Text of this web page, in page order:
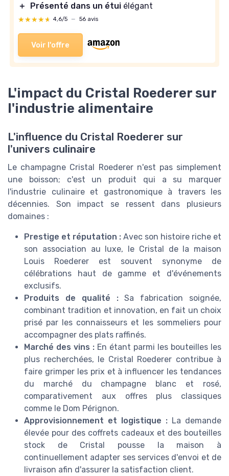
＋
Présenté dans un étui élégant
★★★★★
★★★★★ 4,6/5 — 56 avis
Voir l'offre
L'impact du Cristal Roederer sur
l'industrie alimentaire
L'influence du Cristal Roederer sur
l'univers culinaire
Le champagne Cristal Roederer n'est pas simplement
une boisson; c'est un produit qui a su marquer
l'industrie culinaire et gastronomique à travers les
décennies. Son impact se ressent dans plusieurs
domaines :
Prestige et réputation : Avec son histoire riche et
son association au luxe, le Cristal de la maison
Louis Roederer est souvent synonyme de
célébrations haut de gamme et d'événements
exclusifs.
Produits de qualité :Sa fabrication soignée,
combinant tradition et innovation, en fait un choix
prisé par les connaisseurs et les sommeliers pour
accompagner des plats raffinés.
Marché des vins : En étant parmi les bouteilles les
plus recherchées, le Cristal Roederer contribue à
faire grimper les prix et à influencer les tendances
du marché du champagne blanc et rosé,
comparativement aux offres plus classiques
comme le Dom Pérignon.
Approvisionnement et logistique : La demande
élevée pour des coffrets cadeaux et des bouteilles
stock de Cristal pousse la maison à
continuellement adapter ses services d'envoi et de
livraison afin d'assurer la satisfaction client.